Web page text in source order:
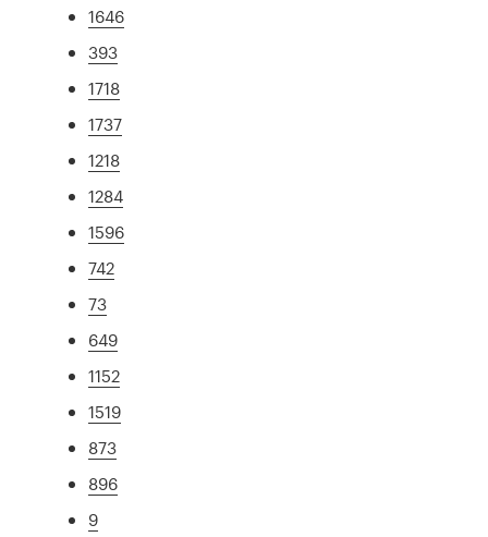
1646
393
1718
1737
1218
1284
1596
742
73
649
1152
1519
873
896
9